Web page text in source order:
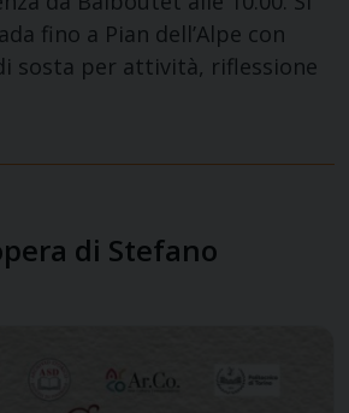
fino a Pian dell’Alpe con
sosta per attività, riflessione
di Stefano